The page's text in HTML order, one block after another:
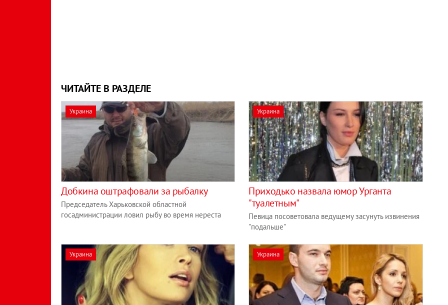
ЧИТАЙТЕ В РАЗДЕЛЕ
Украина
Добкина оштрафовали за рыбалку
Председатель Харьковской областной
госадминистрации ловил рыбу во время нереста
Украина
Приходько назвала юмор Урганта
"туалетным"
Певица посоветовала ведущему засунуть извинения
"подальше"
Украина Украина